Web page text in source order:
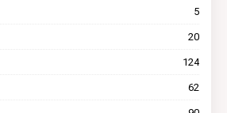
5
20
124
62